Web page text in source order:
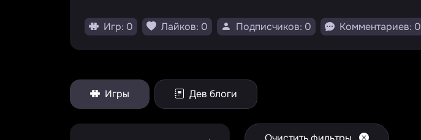
Игр: 0 Лайков: 0 Подписчиков: 0 Комментариев: 0
Игры Дев блоги